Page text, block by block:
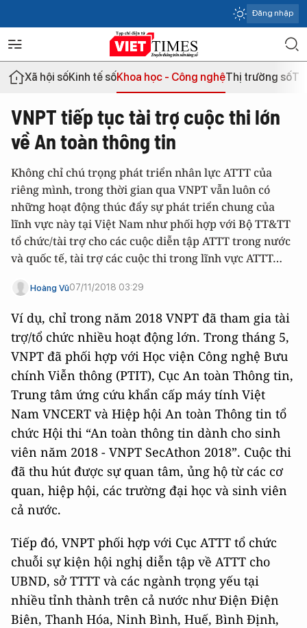
Đăng nhập
Xã hội sốKinh tế sốKhoa học - Công nghệThị trường số
VNPT tiếp tục tài trợ cuộc thi lớn
về An toàn thông tin
Không chỉ chú trọng phát triển nhân lực ATTT của
riêng mình, trong thời gian qua VNPT vẫn luôn có
những hoạt động thúc đẩy sự phát triển chung của
lĩnh vực này tại Việt Nam như phối hợp với Bộ TT&TT
tổ chức/tài trợ cho các cuộc diễn tập ATTT trong nước
và quốc tế, tài trợ các cuộc thi trong lĩnh vực ATTT…
Hoàng Vũ07/11/2018 03:29
Ví dụ, chỉ trong năm 2018 VNPT đã tham gia tài
trợ/tổ chức nhiều hoạt động lớn. Trong tháng 5,
VNPT đã phối hợp với Học viện Công nghệ Bưu
chính Viễn thông (PTIT), Cục An toàn Thông tin,
Trung tâm ứng cứu khẩn cấp máy tính Việt
Nam VNCERT và Hiệp hội An toàn Thông tin tổ
chức Hội thi “An toàn thông tin dành cho sinh
viên năm 2018 - VNPT SecAthon 2018”. Cuộc thi
đã thu hút được sự quan tâm, ủng hộ từ các cơ
quan, hiệp hội, các trường đại học và sinh viên
cả nước.
Tiếp đó, VNPT phối hợp với Cục ATTT tổ chức
chuỗi sự kiện hội nghị diễn tập về ATTT cho
UBND, sở TTTT và các ngành trọng yếu tại
nhiều tỉnh thành trên cả nước như Điện Điện
Biên, Thanh Hóa, Ninh Bình, Huế, Bình Định,